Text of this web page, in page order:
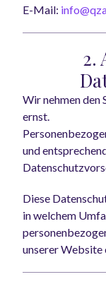
E-Mail:
2.
Wir nehmen den
ernst.
und
Diese
in welchem
unserer Website